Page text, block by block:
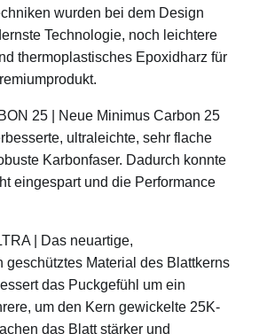
wurden bei dem Design
Technologie, noch leichtere
thermoplastisches Epoxidharz für
25 | Neue Minimus Carbon 25
ultraleichte, sehr flache
Karbonfaser. Dadurch konnte
eingespart und die Performance
| Das neuartige,
geschütztes Material des Blattkerns
das Puckgefühl um ein
um den Kern gewickelte 25K-
das Blatt stärker und